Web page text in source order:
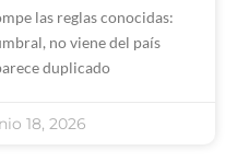
las reglas conocidas:
no viene del país
duplicado
18, 2026